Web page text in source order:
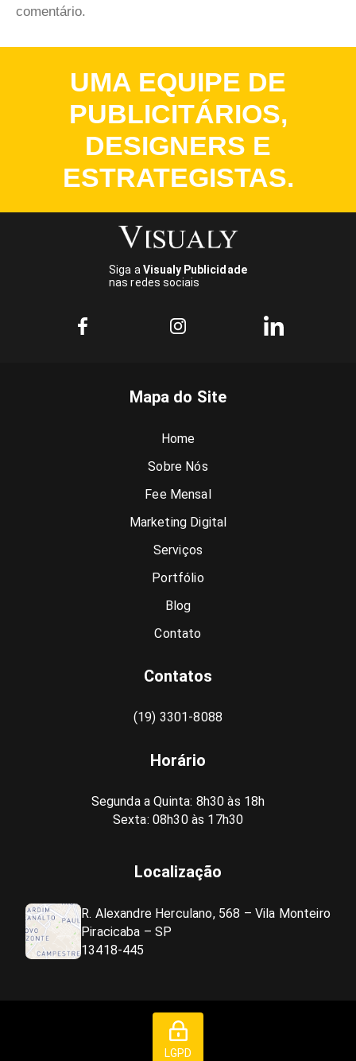
comentário.
UMA EQUIPE DE
PUBLICITÁRIOS,
DESIGNERS E
ESTRATEGISTAS.
Siga a Visualy Publicidade
nas redes sociais
Mapa do Site
Home
Sobre Nós
Fee Mensal
Marketing Digital
Serviços
Portfólio
Blog
Contato
Contatos
(19) 3301-8088
Horário
Segunda a Quinta: 8h30 às 18h
Sexta: 08h30 às 17h30
Localização
R. Alexandre Herculano, 568 – Vila Monteiro
Piracicaba – SP
13418-445
LGPD